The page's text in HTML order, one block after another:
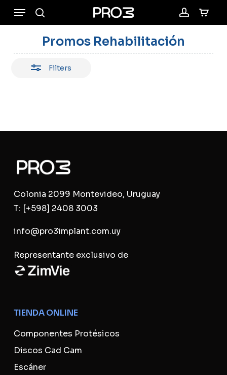
search account
Menu
Cart Close
Promos Rehabilitación
Filters
Close
Colonia 2099 Montevideo, Uruguay
T: [+598] 2408 3003
info@pro3implant.com.uy
Representante exclusivo de
TIENDA ONLINE
Componentes Protésicos
Discos Cad Cam
Escáner